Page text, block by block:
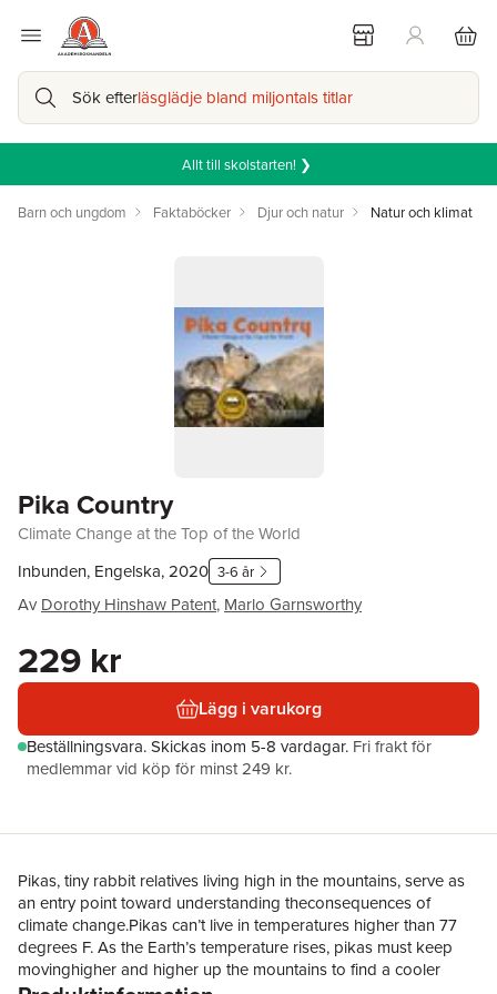
Sök efterläsglädje bland miljontals titlar
Allt till skolstarten! ❯
Barn och ungdom Faktaböcker Djur och natur Natur och klimat
Pika Country
Climate Change at the Top of the World
Inbunden, Engelska, 2020 3-6 år
Av Dorothy Hinshaw Patent, Marlo Garnsworthy
229 kr
Lägg i varukorg
Beställningsvara.Skickas inom 5-8 vardagar. Fri frakt för
medlemmar vid köp för minst 249 kr.
Pikas, tiny rabbit relatives living high in the mountains, serve as
an entry point toward understanding theconsequences of
climate change.Pikas can’t live in temperatures higher than 77
degrees F. As the Earth’s temperature rises, pikas must keep
movinghigher and higher up the mountains to find a cooler